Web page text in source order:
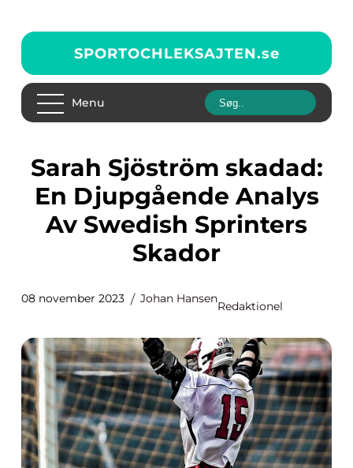
SPORTOCHLEKSAJTEN.se
Menu
Sarah Sjöström skadad:
En Djupgående Analys
Av Swedish Sprinters
Skador
08 november 2023 Johan Hansen
Redaktionel